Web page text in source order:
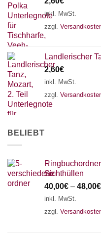
inkl. MwSt.
zzgl.
Landlerischer
2,60€
inkl. MwSt.
zzgl.
BELIEBT
Sichthüllen
40,00€ – 48,00€
inkl. MwSt.
zzgl.